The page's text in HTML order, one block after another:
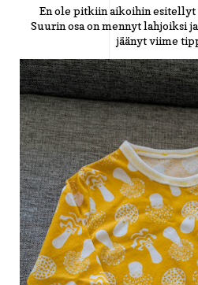
En ole pitkiin aikoihin esitellyt
Suurin osa on mennyt lahjoiksi
jäänyt viime